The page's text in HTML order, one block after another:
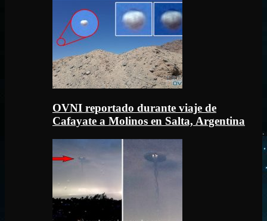
OVNI reportado durante viaje de
Cafayate a Molinos en Salta, Argentina